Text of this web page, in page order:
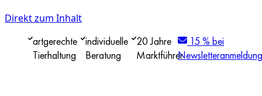
Direkt zum Inhalt
artgerechte
Tierhaltung
individuelle
Beratung
20 Jahre
Marktführer
15 % bei
Newsletteranmeldung